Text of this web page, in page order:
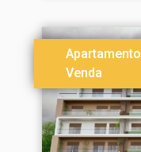
Apartamento
Venda